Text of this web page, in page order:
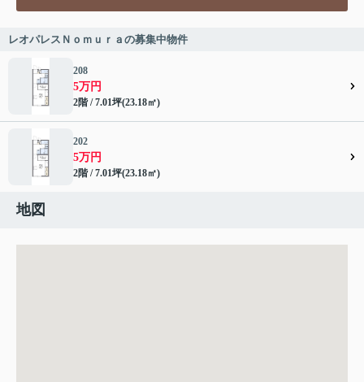
レオパレスＮｏｍｕｒａの募集中物件
208
5万円
2階 / 7.01坪(23.18㎡)
202
5万円
2階 / 7.01坪(23.18㎡)
地図